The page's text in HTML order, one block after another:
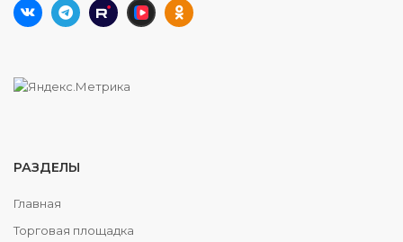
РАЗДЕЛЫ
Главная
Торговая площадка